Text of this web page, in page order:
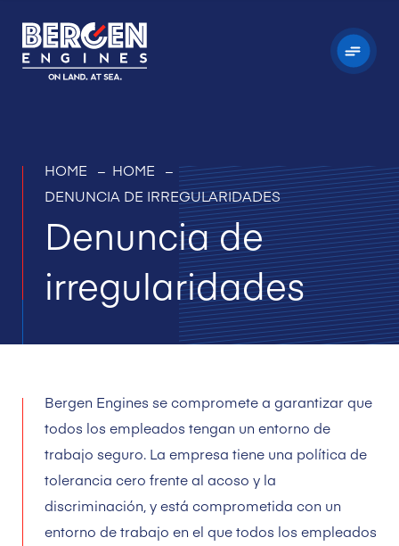
HOME – HOME –
DENUNCIA DE IRREGULARIDADES
Denuncia de
irregularidades
Bergen Engines se compromete a garantizar que
todos los empleados tengan un entorno de
trabajo seguro. La empresa tiene una política de
tolerancia cero frente al acoso y la
discriminación, y está comprometida con un
entorno de trabajo en el que todos los empleados